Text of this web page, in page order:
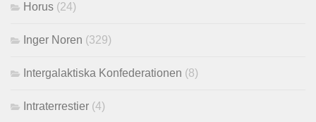
Horus (24)
Inger Noren (329)
Intergalaktiska Konfederationen (8)
Intraterrestier (4)